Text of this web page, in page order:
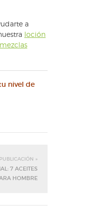
a
loción
mezclas
nivel de
»
7 ACEITES
HOMBRE